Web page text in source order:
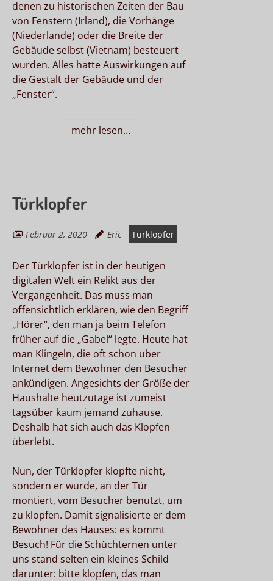
denen zu historischen Zeiten der Bau
von Fenstern (Irland), die Vorhänge
(Niederlande) oder die Breite der
Gebäude selbst (Vietnam) besteuert
wurden. Alles hatte Auswirkungen auf
die Gestalt der Gebäude und der
„Fenster“.
mehr lesen…
Türklopfer
Februar 2, 2020 Eric Türklopfer
Der Türklopfer ist in der heutigen
digitalen Welt ein Relikt aus der
Vergangenheit. Das muss man
offensichtlich erklären, wie den Begriff
„Hörer“, den man ja beim Telefon
früher auf die „Gabel“ legte. Heute hat
man Klingeln, die oft schon über
Internet dem Bewohner den Besucher
ankündigen. Angesichts der Größe der
Haushalte heutzutage ist zumeist
tagsüber kaum jemand zuhause.
Deshalb hat sich auch das Klopfen
überlebt.
Nun, der Türklopfer klopfte nicht,
sondern er wurde, an der Tür
montiert, vom Besucher benutzt, um
zu klopfen. Damit signalisierte er dem
Bewohner des Hauses: es kommt
Besuch! Für die Schüchternen unter
uns stand selten ein kleines Schild
darunter: bitte klopfen, das man